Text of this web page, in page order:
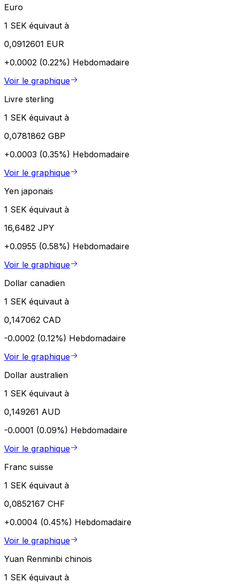
Euro
1 SEK équivaut à
0,0912601 EUR
+0.0002 (0.22%) Hebdomadaire
Voir le graphique
Livre sterling
1 SEK équivaut à
0,0781862 GBP
+0.0003 (0.35%) Hebdomadaire
Voir le graphique
Yen japonais
1 SEK équivaut à
16,6482 JPY
+0.0955 (0.58%) Hebdomadaire
Voir le graphique
Dollar canadien
1 SEK équivaut à
0,147062 CAD
-0.0002 (0.12%) Hebdomadaire
Voir le graphique
Dollar australien
1 SEK équivaut à
0,149261 AUD
-0.0001 (0.09%) Hebdomadaire
Voir le graphique
Franc suisse
1 SEK équivaut à
0,0852167 CHF
+0.0004 (0.45%) Hebdomadaire
Voir le graphique
Yuan Renminbi chinois
1 SEK équivaut à